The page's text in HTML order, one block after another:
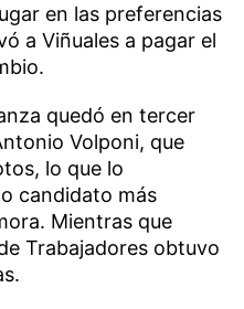
en las preferencias
a Viñuales a pagar el
quedó en tercer
Volponi, que
lo que lo
candidato más
Mientras que
Trabajadores obtuvo